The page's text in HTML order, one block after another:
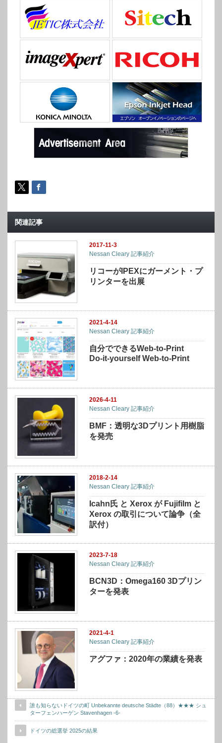
関連記事
2017-11-3
Nessan Cleary 記事紹介
リコーがIPEXにガーメント・プ
リンターを出展
2021-4-14
Nessan Cleary 記事紹介
自分でできるWeb-to-Print
Do-it-yourself Web-to-Print
2026-4-11
Nessan Cleary 記事紹介
BMF：透明な3Dプリント用樹脂
を発売
2018-2-14
Nessan Cleary 記事紹介
Icahn氏 と Xerox が Fujifilm と
Xerox の取引について論争（全
訳付）
2023-7-18
Nessan Cleary 記事紹介
BCN3D：Omega160 3Dプリン
ターを発表
2021-4-1
Nessan Cleary 記事紹介
アグファ：2020年の業績を発表
誰も知らないドイツの町 Unbekannte deutsche Städte（88）★★★ シュ
ターフェンハーゲン Stavenhagen -6-
ドイツの総選挙 2025の結果